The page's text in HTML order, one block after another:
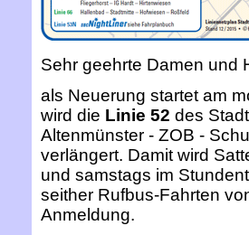
Sehr geehrte Damen und
als Neuerung startet am
wird die Linie 52 des
Altenmünster - ZOB -
verlängert. Damit wird
und samstags im
seither Rufbus-Fahrten
Anmeldung.